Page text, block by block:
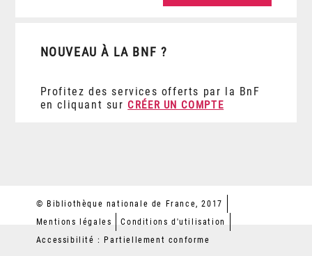
NOUVEAU À LA BNF ?
Profitez des services offerts par la BnF
en cliquant sur CRÉER UN COMPTE
© Bibliothèque nationale de France, 2017
Mentions légales
Conditions d'utilisation
Accessibilité : Partiellement conforme